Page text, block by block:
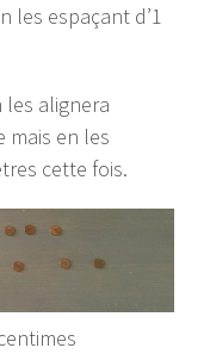
les espaçant d’1
alignera
mais en les
cette fois.